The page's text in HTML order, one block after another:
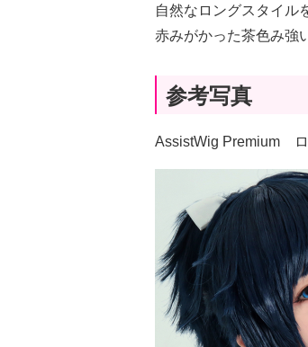
自然なロングスタイル
赤みがかった茶色み強
参考写真
AssistWig Premium